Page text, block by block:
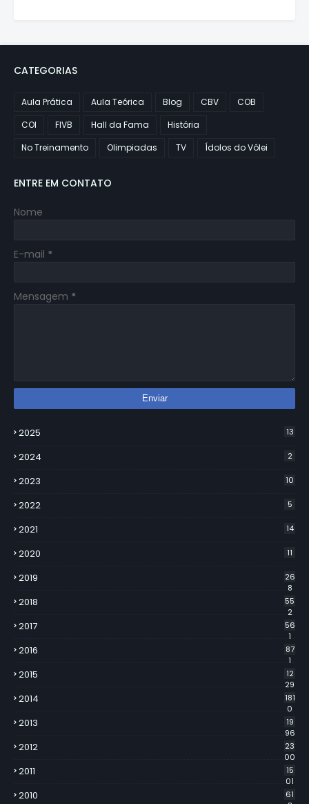
CATEGORIAS
Aula Prática Aula Teórica Blog CBV
COB
COI
FIVB Hall da Fama
História
No Treinamento
Olimpiadas TV Ídolos do Vôlei
ENTRE EM CONTATO
Nome
E-mail *
Mensagem *
2025 13
2024 2
2023 10
2022 5
2021 14
2020 11
2019
26
8
2018
55
2
2017
56
1
2016
87
1
2015
12
29
2014
181
0
2013
19
96
2012
23
00
2011
15
01
2010
61